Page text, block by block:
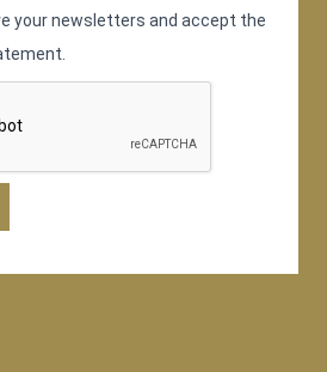
your newsletters and accept the